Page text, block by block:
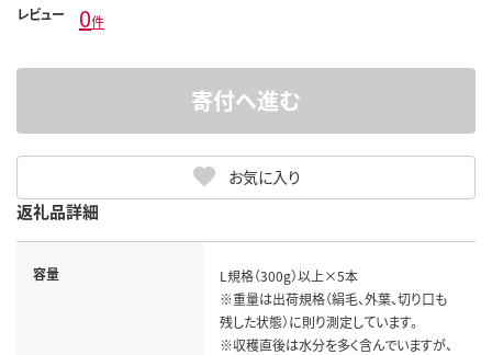
レビュー 0件
お気に入り
寄付へ進む
返礼品詳細
容量
L規格（300g）以上×5本
※重量は出荷規格（絹毛、外葉、切り口も
残した状態）に則り測定しています。
※収穫直後は水分を多く含んでいますが、